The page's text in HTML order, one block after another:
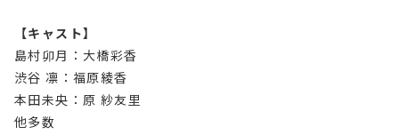
【キャスト】
島村卯月：大橋彩香
渋谷 凛：福原綾香
本田未央：原 紗友里
他多数